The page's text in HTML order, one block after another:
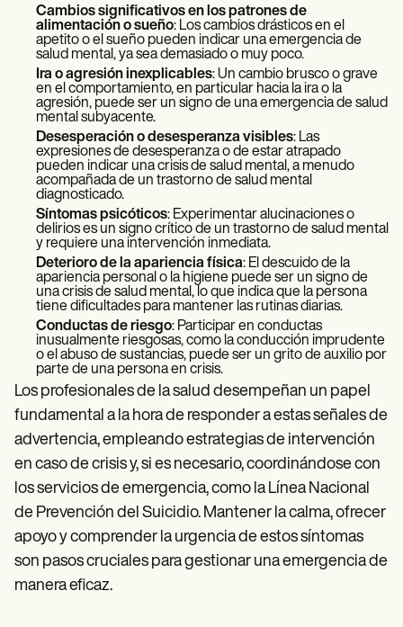
Cambios significativos en los patrones de
alimentación o sueño: Los cambios drásticos en el
apetito o el sueño pueden indicar una emergencia de
salud mental, ya sea demasiado o muy poco.
Ira o agresión inexplicables: Un cambio brusco o grave
en el comportamiento, en particular hacia la ira o la
agresión, puede ser un signo de una emergencia de salud
mental subyacente.
Desesperación o desesperanza visibles: Las
expresiones de desesperanza o de estar atrapado
pueden indicar una crisis de salud mental, a menudo
acompañada de un trastorno de salud mental
diagnosticado.
Síntomas psicóticos: Experimentar alucinaciones o
delirios es un signo crítico de un trastorno de salud mental
y requiere una intervención inmediata.
Deterioro de la apariencia física: El descuido de la
apariencia personal o la higiene puede ser un signo de
una crisis de salud mental, lo que indica que la persona
tiene dificultades para mantener las rutinas diarias.
Conductas de riesgo: Participar en conductas
inusualmente riesgosas, como la conducción imprudente
o el abuso de sustancias, puede ser un grito de auxilio por
parte de una persona en crisis.
Los profesionales de la salud desempeñan un papel
fundamental a la hora de responder a estas señales de
advertencia, empleando estrategias de intervención
en caso de crisis y, si es necesario, coordinándose con
los servicios de emergencia, como la Línea Nacional
de Prevención del Suicidio. Mantener la calma, ofrecer
apoyo y comprender la urgencia de estos síntomas
son pasos cruciales para gestionar una emergencia de
manera eficaz.